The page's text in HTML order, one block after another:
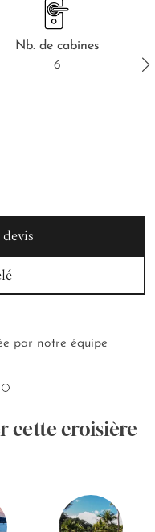
Nb. de cabines
6
par notre équipe
cette croisière